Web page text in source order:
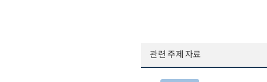
관련 주제 자료